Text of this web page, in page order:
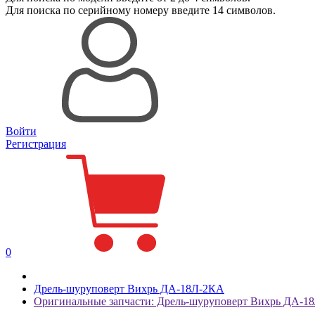
Для поиска по серийному номеру введите 14 символов.
Войти
Регистрация
0
Дрель-шуруповерт Вихрь ДА-18Л-2КА
Оригинальные запчасти: Дрель-шуруповерт Вихрь ДА-